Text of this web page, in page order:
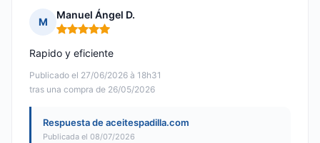
M
Manuel Ángel D.
Nota: 5 de 5
Publicado el 27/06/2026 à 18h31
tras una compra de 26/05/2026
Rapido y eficiente
Respuesta de aceitespadilla.com
Publicada el 08/07/2026